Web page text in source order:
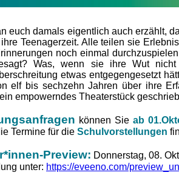
euch damals eigentlich auch erzählt,
Teenagerzeit. Alle teilen sie
noch einmal
Was, wenn sie ihre Wut nicht
etwas entgegengesetzt
elf bis sechzehn Jahren über ihre
empowerndes Theaterstück
können Sie ab
Termine für die Schulvorstellungen
Preview: Donnerstag, 08.
unter: https://eveeno.com/